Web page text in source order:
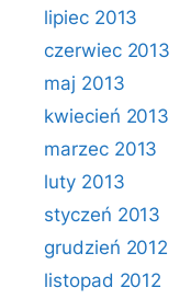
lipiec 2013
czerwiec 2013
maj 2013
kwiecień 2013
marzec 2013
luty 2013
styczeń 2013
grudzień 2012
listopad 2012